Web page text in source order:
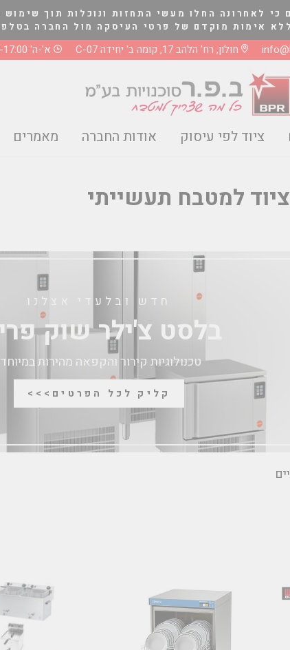
כי לאחרונה החלו מעשי התחזות ונוכלות תוך
של פרטי העיסקה מול החברה בטלפון 03-5661081 או 03-
חולון, רח' הלהב 17, קומה ב' יחידה C-07 א'-ה' 08:00-17:00
ציוד לפי עיסוק אודות החברה מאמרים
ציוד למטבח תעשייתי
חדש ובלעדי אצלנו
בלסט צ'ילר שוק
טכנולוגיות קירור והקפאה מהירות
קליק לכל הפרטים>>>